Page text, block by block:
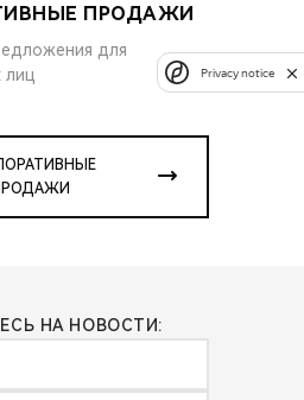
ПРОДАЖИ
для
лиц
НА НОВОСТИ:
Privacy notice